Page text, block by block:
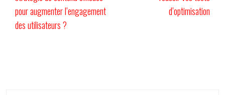
pour augmenter l’engagement
des utilisateurs ?
d’optimisation